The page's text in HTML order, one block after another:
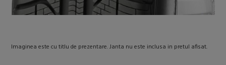
Imaginea este cu titlu de prezentare. Janta nu este inclusa in pretul afisat.